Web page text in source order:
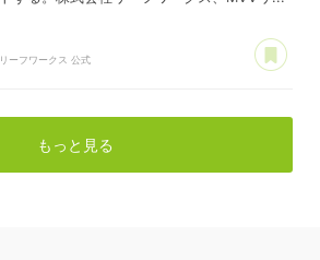
リーフワークス 公式
もっと見る